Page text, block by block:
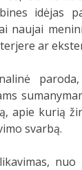
idėjas
naujai
ar
apie kurią
svarbą.